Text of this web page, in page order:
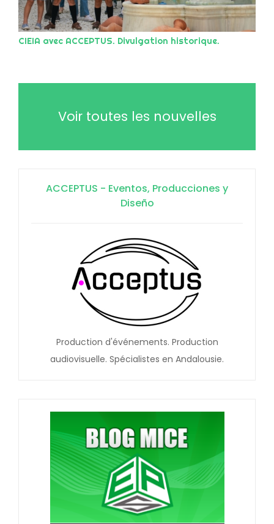
CIEIA avec ACCEPTUS. Divulgation historique.
Voir toutes les nouvelles
ACCEPTUS - Eventos, Producciones y
Diseño
Production d'événements. Production
audiovisuelle. Spécialistes en Andalousie.